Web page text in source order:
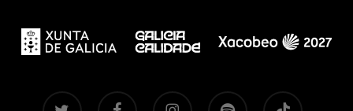
twitter facebook instagram spotify tiktok